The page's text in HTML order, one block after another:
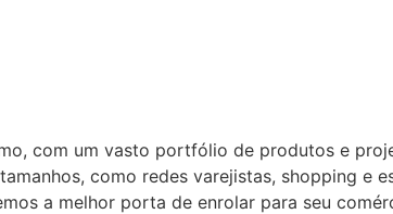
com um vasto portfólio de produtos e
como redes varejistas, shopping e
a melhor porta de enrolar para seu